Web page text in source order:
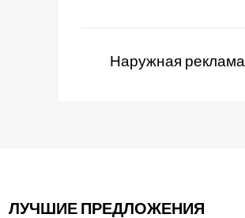
Наружная реклама
ЛУЧШИЕ ПРЕДЛОЖЕНИЯ